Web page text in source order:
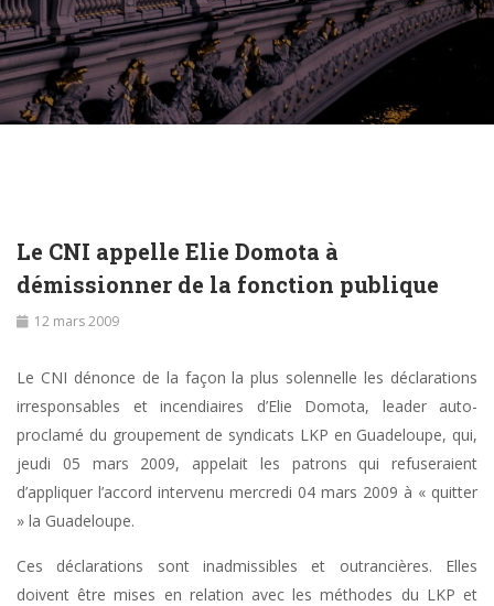
Le CNI appelle Elie Domota à
démissionner de la fonction publique
12 mars 2009
Le CNI dénonce de la façon la plus solennelle les déclarations
irresponsables et incendiaires d’Elie Domota, leader auto-
proclamé du groupement de syndicats LKP en Guadeloupe, qui,
jeudi 05 mars 2009, appelait les patrons qui refuseraient
d’appliquer l’accord intervenu mercredi 04 mars 2009 à « quitter
» la Guadeloupe.
Ces déclarations sont inadmissibles et outrancières. Elles
doivent être mises en relation avec les méthodes du LKP et